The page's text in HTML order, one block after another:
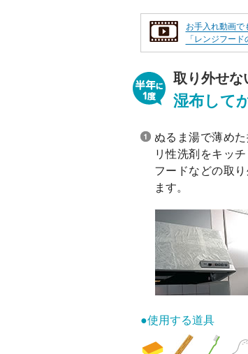
お手入れ動画で
「レンジフード
取り外せな
湿布して
ぬるま湯で薄め
リ性洗剤をキッ
フードなどの取
ます。
●使用する道具